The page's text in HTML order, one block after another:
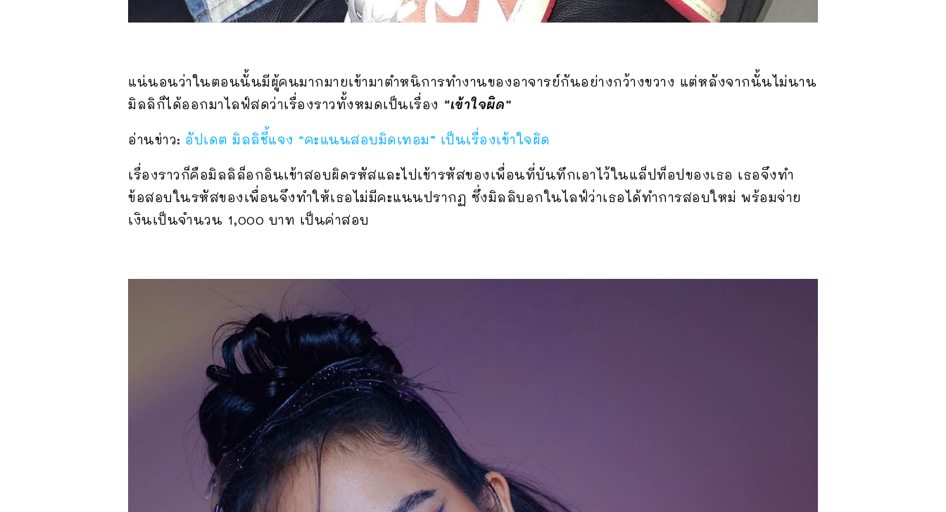
แน่นอนว่าในตอนนั้นมีผู้คนมากมายเข้ามาตำหนิการทำงานของอาจารย์กันอย่างกว้างขวาง แต่หลังจากนั้นไม่นาน
มิลลิก็ได้ออกมาไลฟ์สดว่าเรื่องราวทั้งหมดเป็นเรื่อง “เข้าใจผิด”
อ่านข่าว: อัปเดต มิลลิชี้แจง “คะแนนสอบมิดเทอม” เป็นเรื่องเข้าใจผิด
เรื่องราวก็คือมิลลิล็อกอินเข้าสอบผิดรหัสและไปเข้ารหัสของเพื่อนที่บันทึกเอาไว้ในแล็ปท็อปของเธอ เธอจึงทำ
ข้อสอบในรหัสของเพื่อนจึงทำให้เธอไม่มีคะแนนปรากฏ ซึ่งมิลลิบอกในไลฟ์ว่าเธอได้ทำการสอบใหม่ พร้อมจ่าย
เงินเป็นจำนวน 1,000 บาท เป็นค่าสอบ